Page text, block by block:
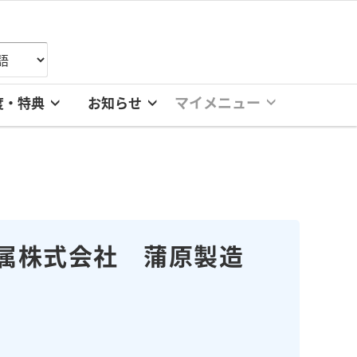
特典 お知らせ マイメニュー
株式会社 蒲原製造